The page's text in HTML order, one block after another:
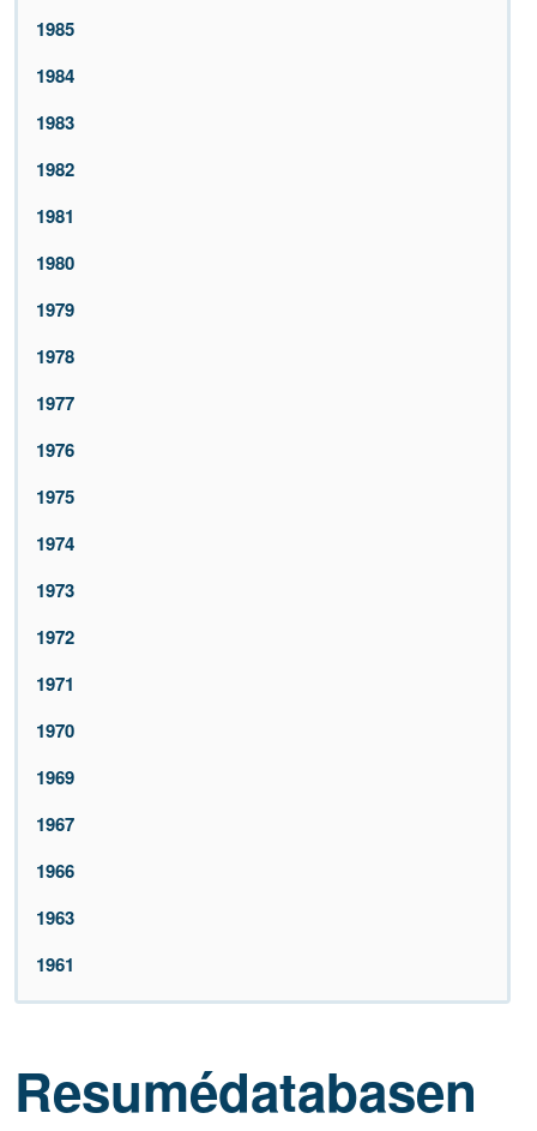
1985
1984
1983
1982
1981
1980
1979
1978
1977
1976
1975
1974
1973
1972
1971
1970
1969
1967
1966
1963
1961
Resumédatabasen